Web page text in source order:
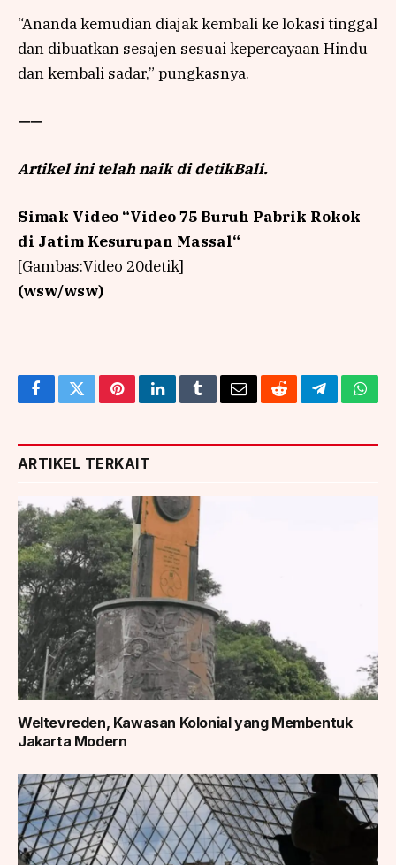
“Ananda kemudian diajak kembali ke lokasi tinggal
dan dibuatkan sesajen sesuai kepercayaan Hindu
dan kembali sadar,” pungkasnya.
——
Artikel ini telah naik di detikBali.
Simak Video “Video 75 Buruh Pabrik Rokok
di Jatim Kesurupan Massal“
[Gambas:Video 20detik]
(wsw/wsw)
FacebookTwitterPinterestLinkedInTumblrEmailRedditTelegram
ARTIKEL TERKAIT
Weltevreden, Kawasan Kolonial yang Membentuk
Jakarta Modern